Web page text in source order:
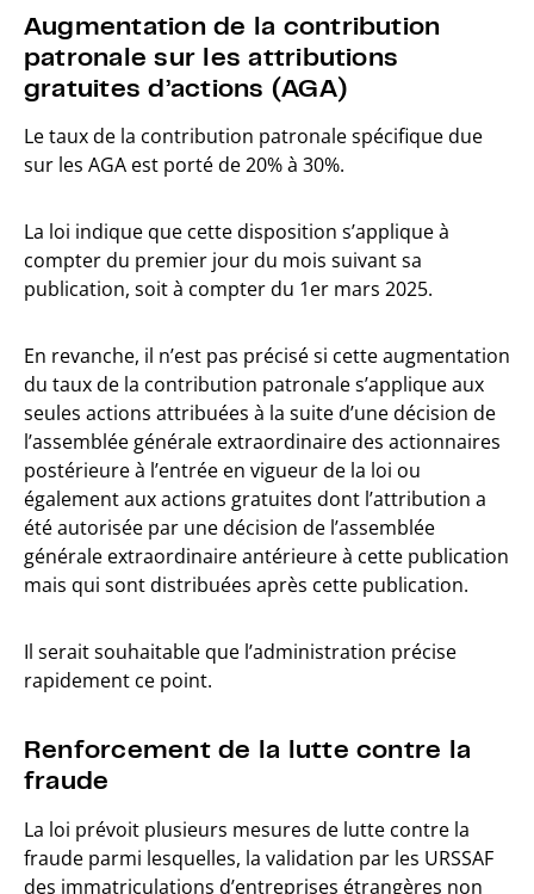
Augmentation de la contribution
patronale sur les attributions
gratuites d’actions (AGA)
Le taux de la contribution patronale spécifique due
sur les AGA est porté de 20% à 30%.
La loi indique que cette disposition s’applique à
compter du premier jour du mois suivant sa
publication, soit à compter du 1er mars 2025.
En revanche, il n’est pas précisé si cette augmentation
du taux de la contribution patronale s’applique aux
seules actions attribuées à la suite d’une décision de
l’assemblée générale extraordinaire des actionnaires
postérieure à l’entrée en vigueur de la loi ou
également aux actions gratuites dont l’attribution a
été autorisée par une décision de l’assemblée
générale extraordinaire antérieure à cette publication
mais qui sont distribuées après cette publication.
Il serait souhaitable que l’administration précise
rapidement ce point.
Renforcement de la lutte contre la
fraude
La loi prévoit plusieurs mesures de lutte contre la
fraude parmi lesquelles, la validation par les URSSAF
des immatriculations d’entreprises étrangères non